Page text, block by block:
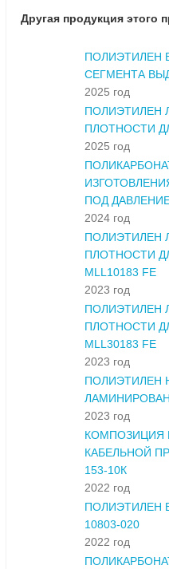
Другая продукция этого
ПОЛИЭТИЛЕН
СЕГМЕНТА
2025 год
ПОЛИЭТИЛЕН
ПЛОТНОСТИ
2025 год
ПОД
2024 год
ПОЛИЭТИЛЕН
ПЛОТНОСТИ
MLL10183 FE
2023 год
ПОЛИЭТИЛЕН
ПЛОТНОСТИ
MLL30183 FE
2023 год
ПОЛИЭТИЛЕН
2023 год
КОМПОЗИЦИЯ
КАБЕЛЬНОЙ
153-10К
2022 год
ПОЛИЭТИЛЕН
10803-020
2022 год